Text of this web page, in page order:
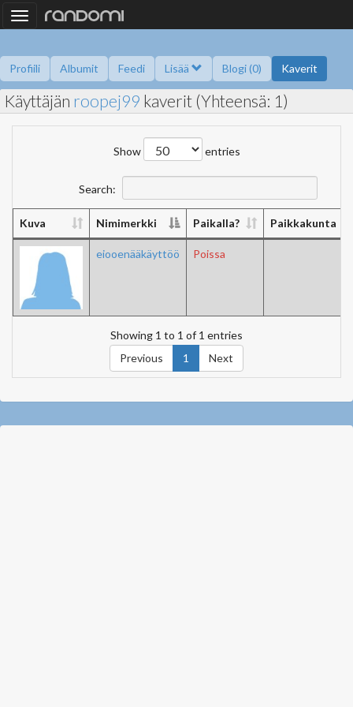
Toggle
navigation
Profiili Albumit Feedi Lisää Blogi (0) Kaverit
Kysy minulta Tietoa Kaverikirja Gallupit Saavutukset
Käyttäjän roopej99 kaverit (Yhteensä: 1)
Show entries
Search:
Kuva Nimimerkki Paikalla? Paikkakunta
eiooenääkäyttöö Poissa
Showing 1 to 1 of 1 entries
Previous
1 Next